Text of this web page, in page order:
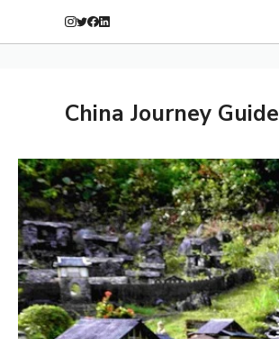
China Journey Guide